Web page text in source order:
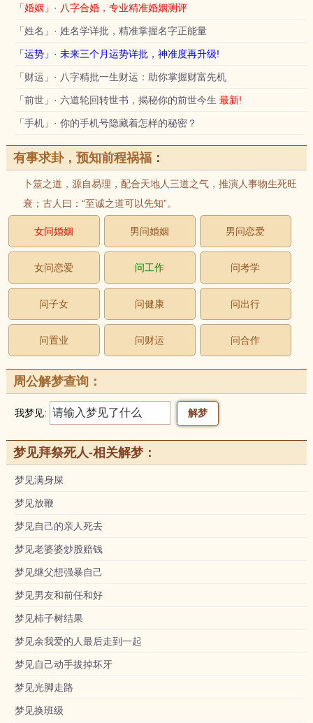
「婚姻」· 八字合婚，专业精准婚姻测评
「姓名」· 姓名学详批，精准掌握名字正能量
「运势」· 未来三个月运势详批，神准度再升级!
「财运」· 八字精批一生财运：助你掌握财富先机
「前世」· 六道轮回转世书，揭秘你的前世今生 最新!
「手机」· 你的手机号隐藏着怎样的秘密？
有事求卦，预知前程祸福：
卜筮之道，源自易理，配合天地人三道之气，推演人事物生死旺
衰；古人曰：“至诚之道可以先知”。
女问婚姻 男问婚姻 男问恋爱
女问恋爱 问工作 问考学
问子女 问健康 问出行
问置业 问财运 问合作
周公解梦查询：
我梦见:
梦见拜祭死人-相关解梦：
梦见满身屎
梦见放鞭
梦见自己的亲人死去
梦见老婆婆炒股赔钱
梦见继父想强暴自己
梦见男友和前任和好
梦见柿子树结果
梦见余我爱的人最后走到一起
梦见自己动手拔掉坏牙
梦见光脚走路
梦见换班级